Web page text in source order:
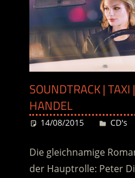
SOUNDTRACK |
HANDEL
14/08/2015 Desiree
CD's
Die gleichnamige
der Hauptrolle: Peter